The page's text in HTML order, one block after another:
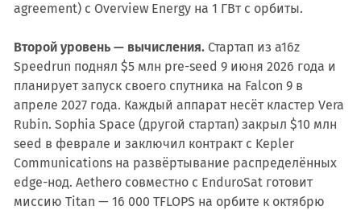
agreement) с Overview Energy на 1 ГВт с орбиты.
Второй уровень — вычисления.Стартап из a16z
Speedrun поднял $5 млн pre-seed 9 июня 2026 года и
планирует запуск своего спутника на Falcon 9 в
апреле 2027 года. Каждый аппарат несёт кластер Vera
Rubin. Sophia Space (другой стартап) закрыл $10 млн
seed в феврале и заключил контракт с Kepler
Communications на развёртывание распределённых
edge-нод. Aethero совместно с EnduroSat готовит
миссию Titan — 16 000 TFLOPS на орбите к октябрю